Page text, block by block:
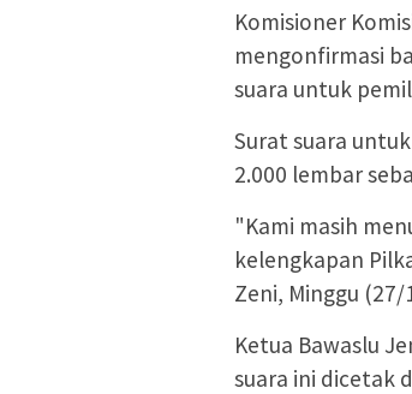
Komisioner
mengonfirmasi
suara untuk
Surat suara
2.000 lembar
"Kami masih
kelengkapan
Zeni, Minggu (27/
Ketua Bawaslu
suara ini dicetak